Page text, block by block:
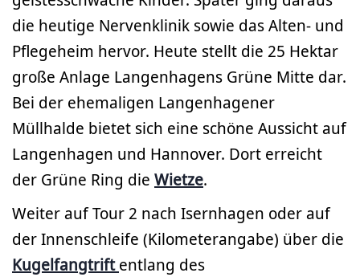
die heutige Nervenklinik sowie das Alten- und
Pflegeheim hervor. Heute stellt die 25 Hektar
große Anlage Langenhagens Grüne Mitte dar.
Bei der ehemaligen Langenhagener
Müllhalde bietet sich eine schöne Aussicht auf
Langenhagen und Hannover. Dort erreicht
der Grüne Ring die Wietze.
Weiter auf Tour 2 nach Isernhagen oder auf
der Innenschleife (Kilometerangabe) über die
Kugelfangtriftentlang des